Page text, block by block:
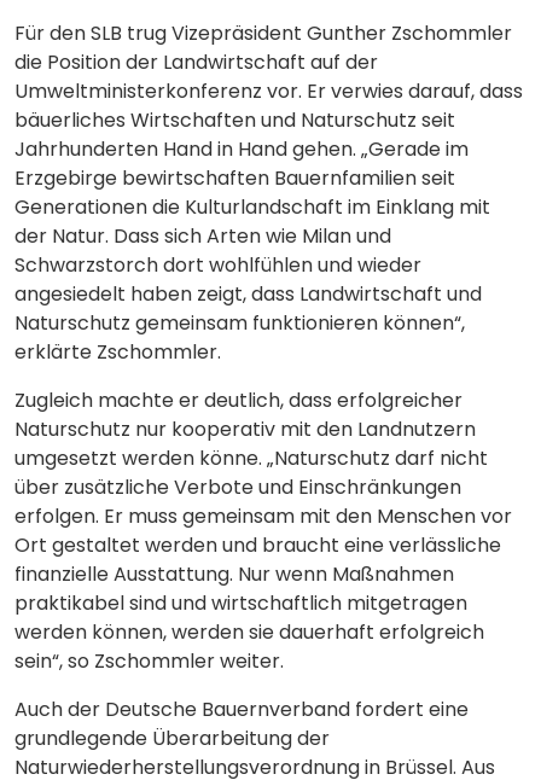
Für den SLB trug Vizepräsident Gunther Zschommler
die Position der Landwirtschaft auf der
Umweltministerkonferenz vor. Er verwies darauf, dass
bäuerliches Wirtschaften und Naturschutz seit
Jahrhunderten Hand in Hand gehen. „Gerade im
Erzgebirge bewirtschaften Bauernfamilien seit
Generationen die Kulturlandschaft im Einklang mit
der Natur. Dass sich Arten wie Milan und
Schwarzstorch dort wohlfühlen und wieder
angesiedelt haben zeigt, dass Landwirtschaft und
Naturschutz gemeinsam funktionieren können“,
erklärte Zschommler.
Zugleich machte er deutlich, dass erfolgreicher
Naturschutz nur kooperativ mit den Landnutzern
umgesetzt werden könne. „Naturschutz darf nicht
über zusätzliche Verbote und Einschränkungen
erfolgen. Er muss gemeinsam mit den Menschen vor
Ort gestaltet werden und braucht eine verlässliche
finanzielle Ausstattung. Nur wenn Maßnahmen
praktikabel sind und wirtschaftlich mitgetragen
werden können, werden sie dauerhaft erfolgreich
sein“, so Zschommler weiter.
Auch der Deutsche Bauernverband fordert eine
grundlegende Überarbeitung der
Naturwiederherstellungsverordnung in Brüssel. Aus